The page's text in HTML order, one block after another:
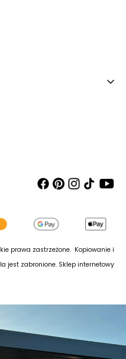
prawa zastrzeżone. Kopiowanie i
jest zabronione. Sklep internetowy